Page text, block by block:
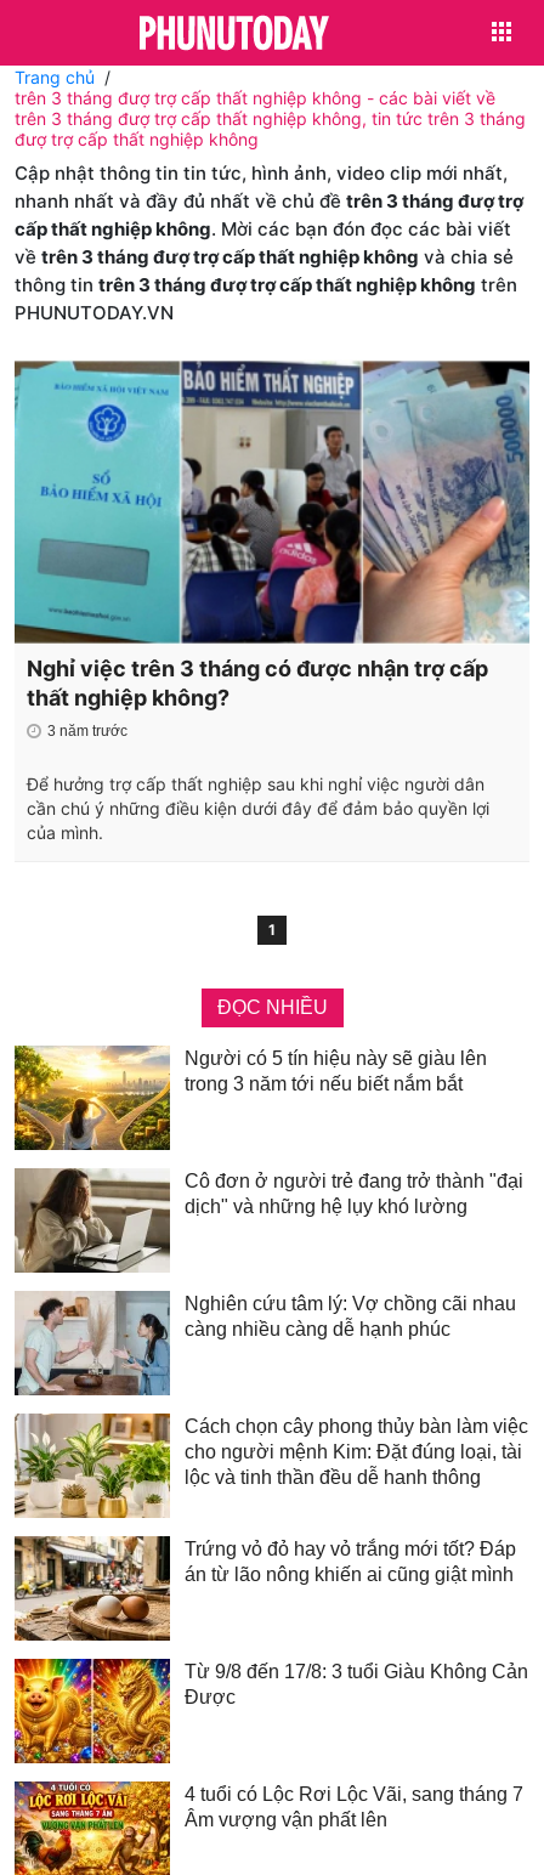
Trang chủ
trên 3 tháng đượ trợ cấp thất nghiệp không - các bài viết về
trên 3 tháng đượ trợ cấp thất nghiệp không, tin tức trên 3 tháng
đượ trợ cấp thất nghiệp không
Cập nhật thông tin tin tức, hình ảnh, video clip mới nhất,
nhanh nhất và đầy đủ nhất về chủ đề trên 3 tháng đượ trợ
cấp thất nghiệp không. Mời các bạn đón đọc các bài viết
về trên 3 tháng đượ trợ cấp thất nghiệp không và chia sẻ
thông tin trên 3 tháng đượ trợ cấp thất nghiệp không trên
PHUNUTODAY.VN
Nghỉ việc trên 3 tháng có được nhận trợ cấp
thất nghiệp không?
3 năm trước
Để hưởng trợ cấp thất nghiệp sau khi nghỉ việc người dân
cần chú ý những điều kiện dưới đây để đảm bảo quyền lợi
của mình.
1
ĐỌC NHIỀU
Người có 5 tín hiệu này sẽ giàu lên
trong 3 năm tới nếu biết nắm bắt
Cô đơn ở người trẻ đang trở thành "đại
dịch" và những hệ lụy khó lường
Nghiên cứu tâm lý: Vợ chồng cãi nhau
càng nhiều càng dễ hạnh phúc
Cách chọn cây phong thủy bàn làm việc
cho người mệnh Kim: Đặt đúng loại, tài
lộc và tinh thần đều dễ hanh thông
Trứng vỏ đỏ hay vỏ trắng mới tốt? Đáp
án từ lão nông khiến ai cũng giật mình
Từ 9/8 đến 17/8: 3 tuổi Giàu Không Cản
Được
4 tuổi có Lộc Rơi Lộc Vãi, sang tháng 7
Âm vượng vận phất lên